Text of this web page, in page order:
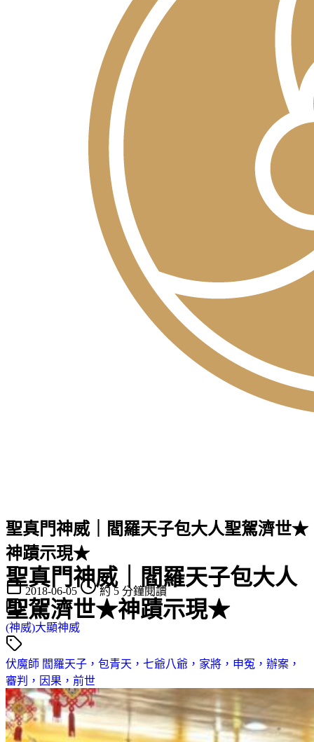
聖真門神威｜閻羅天子包大人
聖駕濟世★神蹟示現★
聖真門神威｜閻羅天子包大人聖駕濟世★
神蹟示現★
2018-06-05 約 5 分鐘閱讀
(神威)大顯神威
伏魔師 閻羅天子，包青天，七爺八爺，家將，申冤，辦案，
審判，因果，前世